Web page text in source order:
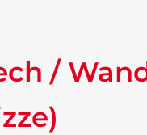
/